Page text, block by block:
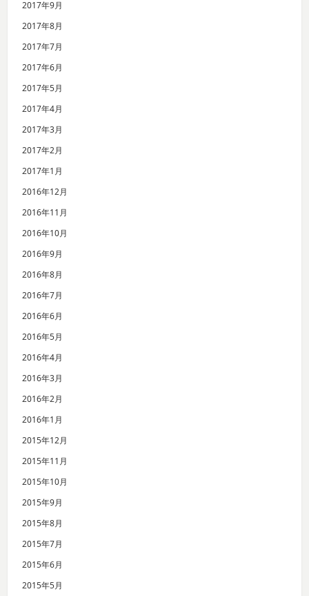
2017年9月
2017年8月
2017年7月
2017年6月
2017年5月
2017年4月
2017年3月
2017年2月
2017年1月
2016年12月
2016年11月
2016年10月
2016年9月
2016年8月
2016年7月
2016年6月
2016年5月
2016年4月
2016年3月
2016年2月
2016年1月
2015年12月
2015年11月
2015年10月
2015年9月
2015年8月
2015年7月
2015年6月
2015年5月